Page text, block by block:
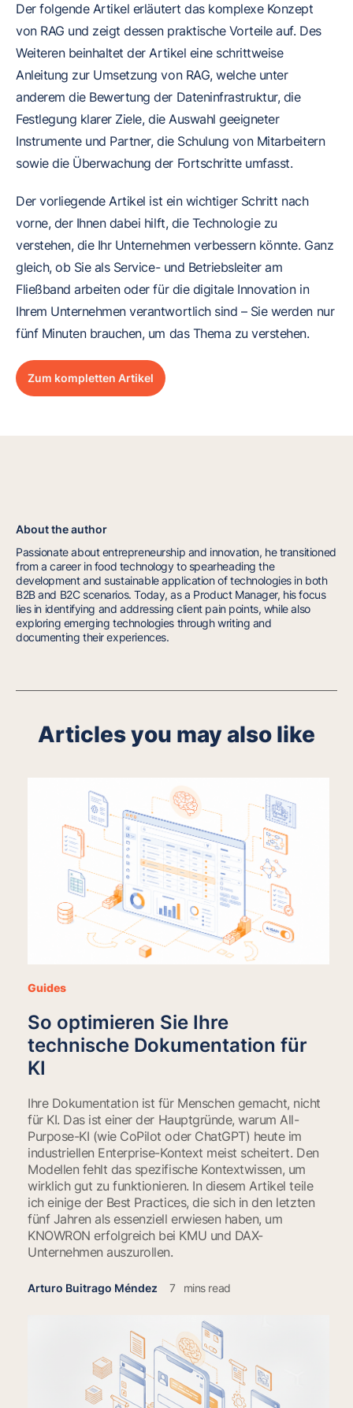
Der folgende Artikel erläutert das komplexe Konzept
von RAG und zeigt dessen praktische Vorteile auf. Des
Weiteren beinhaltet der Artikel eine schrittweise
Anleitung zur Umsetzung von RAG, welche unter
anderem die Bewertung der Dateninfrastruktur, die
Festlegung klarer Ziele, die Auswahl geeigneter
Instrumente und Partner, die Schulung von Mitarbeitern
sowie die Überwachung der Fortschritte umfasst.
Der vorliegende Artikel ist ein wichtiger Schritt nach
vorne, der Ihnen dabei hilft, die Technologie zu
verstehen, die Ihr Unternehmen verbessern könnte. Ganz
gleich, ob Sie als Service- und Betriebsleiter am
Fließband arbeiten oder für die digitale Innovation in
Ihrem Unternehmen verantwortlich sind – Sie werden nur
fünf Minuten brauchen, um das Thema zu verstehen.
Zum kompletten Artikel
About the author
Passionate about entrepreneurship and innovation, he transitioned
from a career in food technology to spearheading the
development and sustainable application of technologies in both
B2B and B2C scenarios. Today, as a Product Manager, his focus
lies in identifying and addressing client pain points, while also
exploring emerging technologies through writing and
documenting their experiences.
Articles you may also like
Guides
So optimieren Sie Ihre
technische Dokumentation für
KI
Ihre Dokumentation ist für Menschen gemacht, nicht
für KI. Das ist einer der Hauptgründe, warum All-
Purpose-KI (wie CoPilot oder ChatGPT) heute im
industriellen Enterprise-Kontext meist scheitert. Den
Modellen fehlt das spezifische Kontextwissen, um
wirklich gut zu funktionieren. In diesem Artikel teile
ich einige der Best Practices, die sich in den letzten
fünf Jahren als essenziell erwiesen haben, um
KNOWRON erfolgreich bei KMU und DAX-
Unternehmen auszurollen.
Arturo Buitrago Méndez 7 mins read